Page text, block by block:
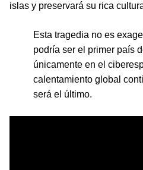
islas y preservará su rica
Esta tragedia no es
podría ser el primer país
únicamente en el
calentamiento global
será el último.